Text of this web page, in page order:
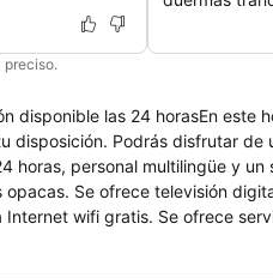
preciso.
disponible las 24 horasEn este
disposición. Podrás disfrutar
horas, personal multilingüe y
Se ofrece televisión
wifi gratis. Se ofrece
incluyen una piscina al aire